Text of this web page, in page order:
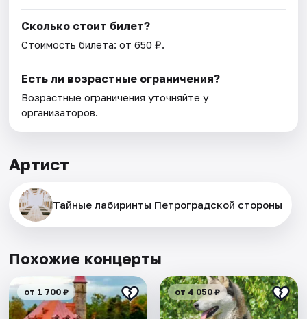
Сколько стоит билет?
Стоимость билета: от 650 ₽.
Есть ли возрастные ограничения?
Возрастные ограничения уточняйте у
организаторов.
Артист
Тайные лабиринты Петроградской стороны
Похожие концерты
от 1 700 ₽ от 4 050 ₽